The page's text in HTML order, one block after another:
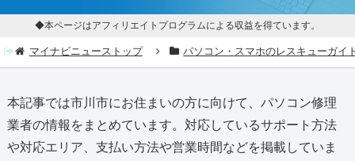
◆本ページはアフィリエイトプログラムによる収益を得ています。
マイナビニューストップ パソコン・スマホのレスキューガイ
本記事では市川市にお住まいの方に向けて、パソコン修理
業者の情報をまとめています。対応しているサポート方法
や対応エリア、支払い方法や営業時間などを掲載していま